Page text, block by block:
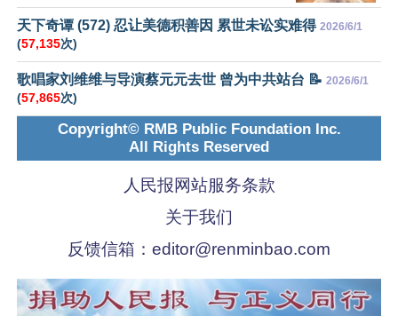
天下奇谭 (572) 忍让美德积善因 累世未讼实难得 2026/6/1
(57,135次)
歌唱家刘维维与导演蔡元元去世 曾为中共站台 📝 2026/6/1
(57,865次)
Copyright© RMB Public Foundation Inc.
All Rights Reserved
人民报网站服务条款
关于我们
反馈信箱： editor@renminbao.com